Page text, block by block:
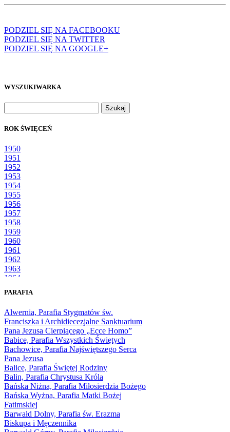
PODZIEL SIĘ NA FACEBOOKU
PODZIEL SIĘ NA TWITTER
PODZIEL SIĘ NA GOOGLE+
WYSZUKIWARKA
ROK ŚWIĘCEŃ
1950
1951
1952
1953
1954
1955
1956
1957
1958
1959
1960
1961
1962
1963
1964
1966
1968
1969
1970
1971
1972
1973
1974
1975
1976
1977
1978
1979
1980
PARAFIA
Alwernia, Parafia Stygmatów św.
Franciszka i Archidiecezjalne Sanktuarium
Pana Jezusa Cierpiącego „Ecce Homo”
Babice, Parafia Wszystkich Świętych
Bachowice, Parafia Najświętszego Serca
Pana Jezusa
Balice, Parafia Świętej Rodziny
Balin, Parafia Chrystusa Króla
Bańska Niżna, Parafia Miłosierdzia Bożego
Bańska Wyżna, Parafia Matki Bożej
Fatimskiej
Barwałd Dolny, Parafia św. Erazma
Biskupa i Męczennika